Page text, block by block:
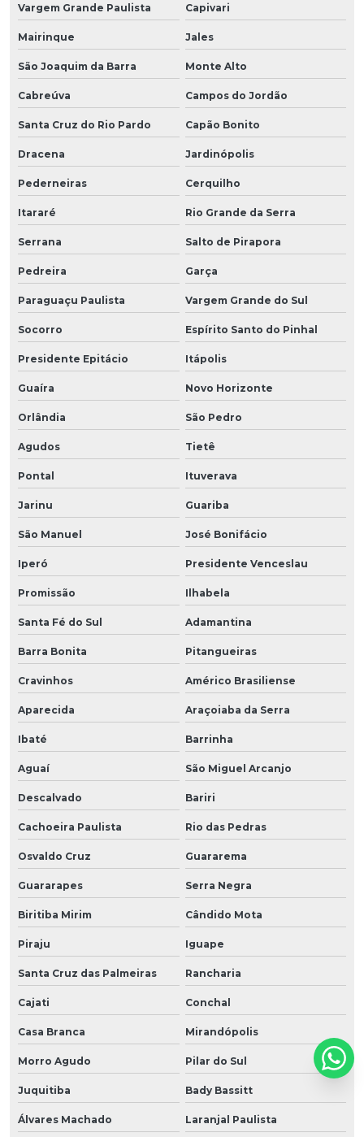
Vargem Grande Paulista Capivari
Mairinque Jales
São Joaquim da Barra Monte Alto
Cabreúva Campos do Jordão
Santa Cruz do Rio Pardo Capão Bonito
Dracena Jardinópolis
Pederneiras Cerquilho
Itararé Rio Grande da Serra
Serrana Salto de Pirapora
Pedreira Garça
Paraguaçu Paulista Vargem Grande do Sul
Socorro Espírito Santo do Pinhal
Presidente Epitácio Itápolis
Guaíra Novo Horizonte
Orlândia São Pedro
Agudos Tietê
Pontal Ituverava
Jarinu Guariba
São Manuel José Bonifácio
Iperó Presidente Venceslau
Promissão Ilhabela
Santa Fé do Sul Adamantina
Barra Bonita Pitangueiras
Cravinhos Américo Brasiliense
Aparecida Araçoiaba da Serra
Ibaté Barrinha
Aguaí São Miguel Arcanjo
Descalvado Bariri
Cachoeira Paulista Rio das Pedras
Osvaldo Cruz Guararema
Guararapes Serra Negra
Biritiba Mirim Cândido Mota
Piraju Iguape
Santa Cruz das Palmeiras Rancharia
Cajati Conchal
Casa Branca Mirandópolis
Morro Agudo Pilar do Sul
Juquitiba Bady Bassitt
Álvares Machado Laranjal Paulista